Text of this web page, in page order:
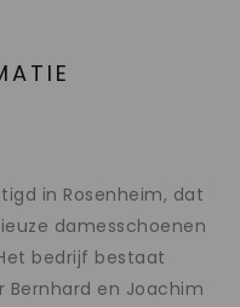
in Rosenheim, dat
damesschoenen
bedrijf bestaat
Bernhard en Joachim